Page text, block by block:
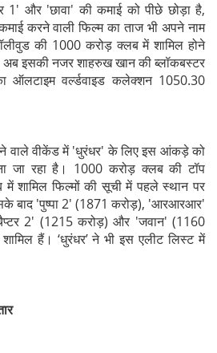
1' और 'छावा' की कमाई को पीछे छोड़ा है,
करने वाली फिल्म का ताज भी अपने नाम
की 1000 करोड़ क्लब में शामिल होने
अब इसकी नजर शाहरुख खान की ब्लॉकबस्टर
ऑलटाइम वर्ल्डवाइड कलेक्शन 1050.30
वाले वीकेंड में 'धुरंधर' के लिए इस आंकड़े को
जा रहा है। 1000 करोड़ क्लब की टॉप
शामिल फिल्मों की सूची में पहले स्थान पर
बाद 'पुष्पा 2' (1871 करोड़), 'आरआरआर'
2' (1215 करोड़) और 'जवान' (1160
हैं। ‘धुरंधर’ ने भी इस एलीट लिस्ट में